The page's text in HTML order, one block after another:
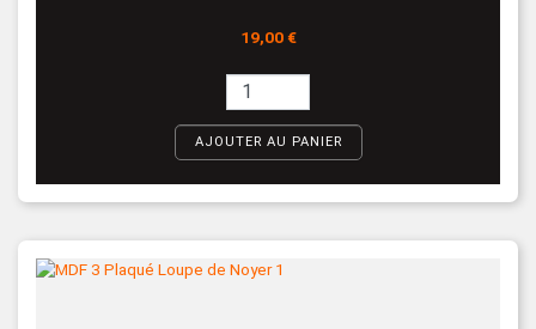
Prix
19,00 €
AJOUTER AU PANIER